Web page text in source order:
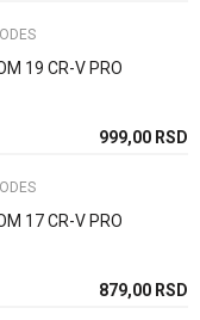
19 CR-V PRO
999,00 RSD
17 CR-V PRO
879,00 RSD